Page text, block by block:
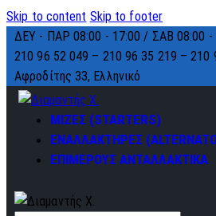
Skip to content Skip to footer
ΔΕΥ - ΠΑΡ 08:00 - 17:00 / ΣΑΒ 08:00 -
210 96 52 049 – 210 96 35 219 –210
Αφροδίτης 33, Ελληνικό
ΜΙΖΕΣ (STARTERS)
ΕΝΑΛΛΑΚΤΗΡΕΣ
ΕΠΙΜΕΡΟΥΣ ΑΝΤΑΛΛΑΚΤΙΚΑ